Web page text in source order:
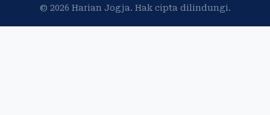
© 2026 Harian Jogja. Hak cipta dilindungi.